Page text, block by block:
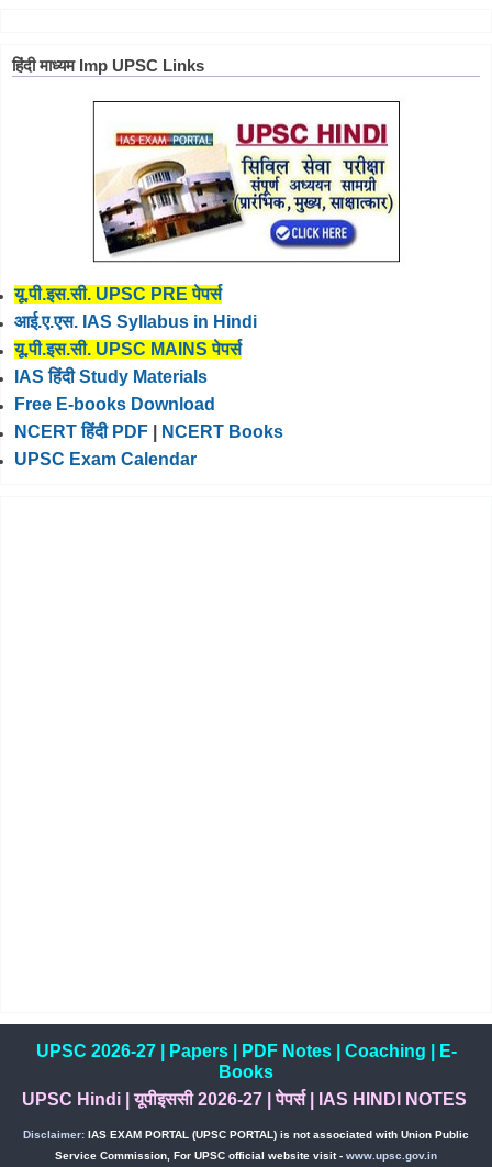
हिंदी माध्यम Imp UPSC Links
यू.पी.इस.सी. UPSC PRE पेपर्स
आई.ए.एस. IAS Syllabus in Hindi
यू.पी.इस.सी. UPSC MAINS पेपर्स
IAS हिंदी Study Materials
Free E-books Download
NCERT हिंदी PDF
NCERT Books
UPSC Exam Calendar
UPSC 2026-27| Papers| PDF Notes| Coaching
E-
Books
UPSC Hindi|यूपीइससी 2026-27 |पेपर्स| IAS HINDI NOTES
Disclaimer: IAS EXAM PORTAL (UPSC PORTAL) is not associated with Union Public
Service Commission, For UPSC official website visit - www.upsc.gov.in